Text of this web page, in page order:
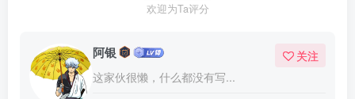
欢迎为Ta评分
阿银
这家伙很懒，什么都没有写...
关注